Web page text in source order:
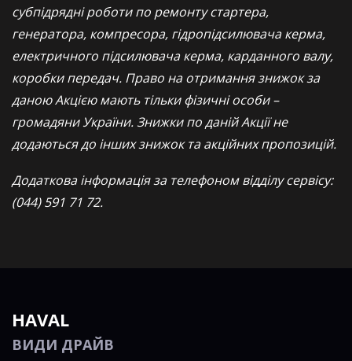
субпідрядні роботи по ремонту стартера,
генератора, компресора, гідропідсилювача керма,
електричного підсилювача керма, карданного валу,
коробки передач. Право на отримання знижок за
даною Акцією мають тільки фізичні особи –
громадяни України. Знижки по даній Акції не
додаються до інших знижок та акційних пропозицій.
Додаткова інформація за телефоном відділу сервісу:
(044) 591 71 72.
HAVAL
ВИДИ ДРАЙВ